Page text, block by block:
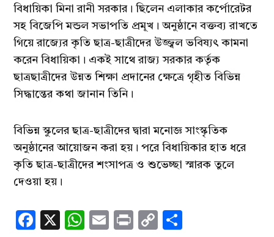
বিধায়িকা মিনা রানী সরকার। ছিলেন এলাকার কর্পোরেটর
সহ বিজেপি মন্ডল সভাপতি প্রমূখ। অনুষ্ঠানে বক্তব্য রাখতে
গিয়ে রাজ্যের কৃতি ছাত্র-ছাত্রীদের উজ্জ্বল ভবিষ্যৎ কামনা
করেন বিধায়িকা। একই সাথে রাজ্য সরকার কর্তৃক
ছাত্রছাত্রীদের উন্নত শিক্ষা প্রদানের ক্ষেত্রে গৃহীত বিভিন্ন
সিদ্ধান্তের কথা জানান তিনি।
বিভিন্ন স্কুলের ছাত্র-ছাত্রীদের দ্বারা মনোজ্ঞ সাংস্কৃতিক
অনুষ্ঠানের আয়োজন করা হয়। পরে বিধায়িকার হাত ধরে
কৃতি ছাত্র-ছাত্রীদের শংসাপত্র ও শুভেচ্ছা স্মারক তুলে
দেওয়া হয়।
Facebook
X WhatsApp
EmailPrintCopy